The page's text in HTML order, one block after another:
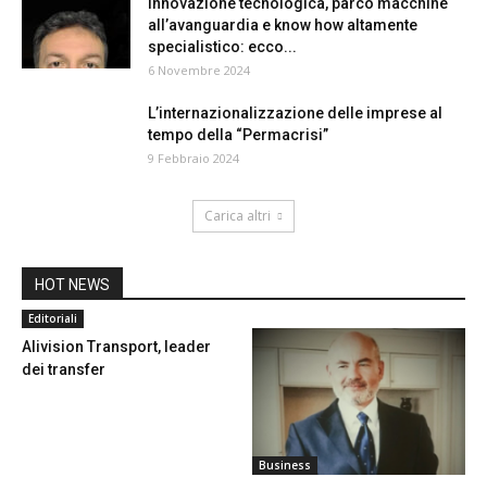
all’avanguardia e know how altamente
specialistico: ecco...
6 Novembre 2024
L’internazionalizzazione delle imprese al
tempo della “Permacrisi”
9 Febbraio 2024
Carica altri
HOT NEWS
Editoriali
Alivision Transport, leader
dei transfer
Business